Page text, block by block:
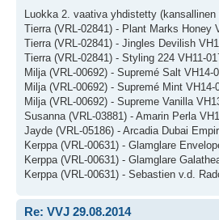
Luokka 2. vaativa yhdistetty
Tierra (VRL-02841) - Plant Marks Honey
Tierra (VRL-02841) - Jingles Devilish
Tierra (VRL-02841) - Styling 224 VH11-
Milja (VRL-00692) - Supremé Salt VH14-
Milja (VRL-00692) - Supremé Mint VH14-
Milja (VRL-00692) - Supreme Vanilla
Susanna (VRL-03881) - Amarin Perla
Jayde (VRL-05186) - Arcadia Dubai
Kerppa (VRL-00631) - Glamglare
Kerppa (VRL-00631) - Glamglare
Kerppa (VRL-00631) - Sebastien v.d.
Re: VVJ 29.08.2014